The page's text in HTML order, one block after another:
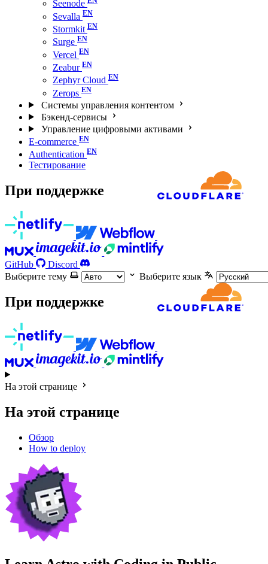
Seenode
Sevalla
Stormkit
Surge
Vercel
Zeabur
Zephyr Cloud
Zerops
Системы управления контентом
Бэкенд-сервисы
Управление цифровыми активами
E-commerce
Authentication
Тестирование
При поддержке
GitHub
Discord
Выберите тему
Выберите язык
При поддержке
На этой странице
На этой странице
Обзор
How to deploy